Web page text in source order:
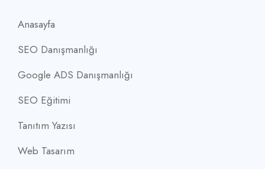
Anasayfa
SEO Danışmanlığı
Google ADS Danışmanlığı
SEO Eğitimi
Tanıtım Yazısı
Web Tasarım